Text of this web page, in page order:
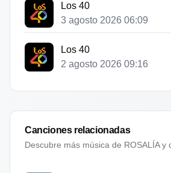
Los 40
3 agosto 2026 06:09
Los 40
2 agosto 2026 09:16
Canciones relacionadas
Descubre más música de ROSALÍAy